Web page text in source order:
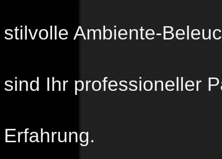
stilvolle Ambiente-
Oder alles
sind Ihr professioneller
Vertrauen
Erfahrung.